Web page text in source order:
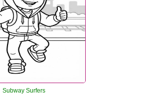
Subway Surfers